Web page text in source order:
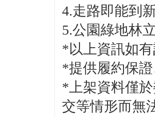
4.走路即能到
5.公園綠地林
*以上資訊如
*提供履約保
*上架資料僅
交等情形而無